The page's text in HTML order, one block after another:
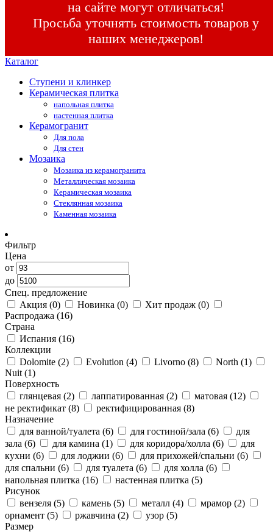
на сайте могут отличаться!
Просьба уточнять стоимость товаров у
наших менеджеров!
Каталог
Ступени и клинкер
Керамическая плитка
напольная плитка
настенная плитка
Керамогранит
Для пола
Для стен
Мозаика
Мозаика из керамогранита
Металлическая мозаика
Керамическая мозаика
Стеклянная мозаика
Каменная мозаика
Фильтр
Цена
от
до
Спец. предложение
Акция (0) Новинка (0) Хит продаж (0)
Распродажа (16)
Страна
Испания (16)
Коллекции
Dolomite (2) Evolution (4) Livorno (8) North (1)
Nuit (1)
Поверхность
глянцевая (2) лаппатированная (2) матовая (12)
не ректификат (8) ректифицированная (8)
Назначение
для ванной/туалета (6) для гостиной/зала (6)
для
зала (6) для камина (1) для коридора/холла (6)
для
кухни (6) для лоджии (6) для прихожей/спальни (6)
для спальни (6) для туалета (6) для холла (6)
напольная плитка (16) настенная плитка (5)
Рисунок
вензеля (5) камень (5) металл (4) мрамор (2)
орнамент (5) ржавчина (2) узор (5)
Размер